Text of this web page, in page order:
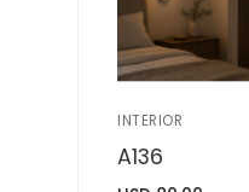
INTERIOR
A136